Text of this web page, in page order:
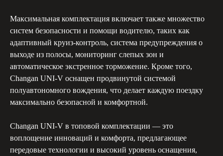
Максимальная комплектация включает также множество
систем безопасности и помощи водителю, таких как
адаптивный круиз-контроль, система предупреждения о
выходе из полосы, мониторинг слепых зон и
автоматическое экстренное торможение. Кроме того,
Changan UNI-V оснащен продвинутой системой
полуавтономного вождения, что делает каждую поездку
максимально безопасной и комфортной.
Changan UNI-V в топовой комплектации — это
воплощение инноваций и комфорта, предлагающее
передовые технологии и высокий уровень оснащения,
Минимальный опыт
вождения
Документы
Водительское удостоверение